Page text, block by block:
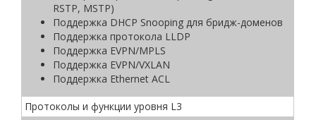
RSTP, MSTP)
Поддержка DHCP Snooping для бридж-доменов
Поддержка протокола LLDP
Поддержка EVPN/MPLS
Поддержка EVPN/VXLAN
Поддержка Ethernet ACL
Протоколы и функции уровня L3